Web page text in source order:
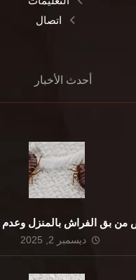
اتصال
أحدث الأخبار
بق الفراش بالمنزل وعدم
ديسمبر 2, 2025